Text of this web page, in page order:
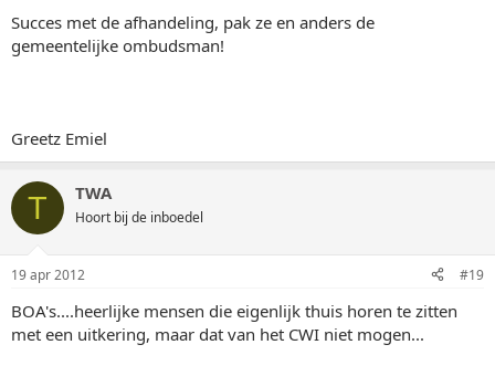
Succes met de afhandeling, pak ze en anders de
gemeentelijke ombudsman!
Greetz Emiel
T TWA
Hoort bij de inboedel
19 apr 2012 #19
BOA's....heerlijke mensen die eigenlijk thuis horen te zitten
met een uitkering, maar dat van het CWI niet mogen...